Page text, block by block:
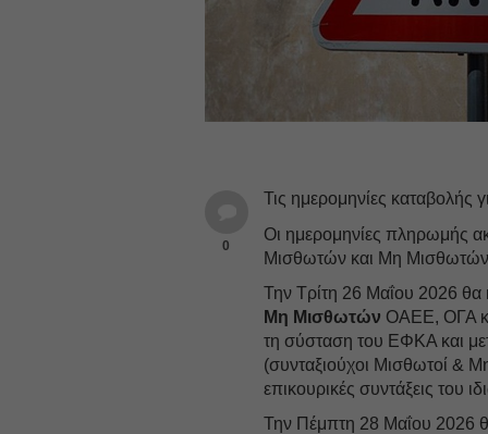
0
Τις ημερομηνίες καταβολής
Οι ημερομηνίες πληρωμής
Μισθωτών και Μη
Την Τρίτη 26 Μαΐου 2026 θα
Μη Μισθωτών ΟΑΕΕ, ΟΓΑ
τη σύσταση του ΕΦΚΑ και
(συνταξιούχοι Μισθωτοί &
επικουρικές συντάξεις του
Την Πέμπτη 28 Μαΐου 2026